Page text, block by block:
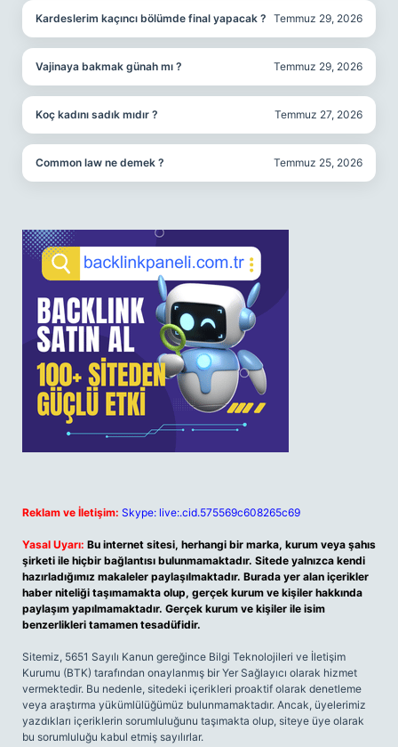
Kardeslerim kaçıncı bölümde final yapacak ? Temmuz 29, 2026
Vajinaya bakmak günah mı ? Temmuz 29, 2026
Koç kadını sadık mıdır ? Temmuz 27, 2026
Common law ne demek ? Temmuz 25, 2026
Reklam ve İletişim: Skype: live:.cid.575569c608265c69
Yasal Uyarı: Bu internet sitesi, herhangi bir marka, kurum veya şahıs
şirketi ile hiçbir bağlantısı bulunmamaktadır. Sitede yalnızca kendi
hazırladığımız makaleler paylaşılmaktadır. Burada yer alan içerikler
haber niteliği taşımamakta olup, gerçek kurum ve kişiler hakkında
paylaşım yapılmamaktadır. Gerçek kurum ve kişiler ile isim
benzerlikleri tamamen tesadüfidir.
Sitemiz, 5651 Sayılı Kanun gereğince Bilgi Teknolojileri ve İletişim
Kurumu (BTK) tarafından onaylanmış bir Yer Sağlayıcı olarak hizmet
vermektedir. Bu nedenle, sitedeki içerikleri proaktif olarak denetleme
veya araştırma yükümlülüğümüz bulunmamaktadır. Ancak, üyelerimiz
yazdıkları içeriklerin sorumluluğunu taşımakta olup, siteye üye olarak
bu sorumluluğu kabul etmiş sayılırlar.